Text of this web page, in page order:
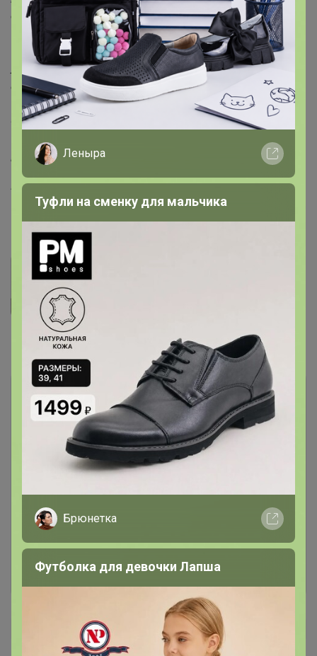
овощей.
Текстура
Лосьон легко наносится и быстро впитывается, не
оставляя следов.
Результат
Чистая ровная кожа без черных точек и расширенных
пор.
Артикул 00046187716
Фотографии покупателей
Комментарии
Это займет меньше минуты
Войти Зарегистрироваться
Леныра
Туфли на сменку для мальчика
Брюнетка
Футболка для девочки Лапша